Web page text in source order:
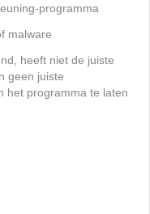
programma
malware
heeft niet de juiste
geen juiste
het programma te laten